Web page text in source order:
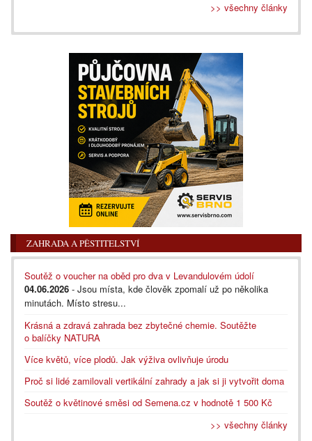
>> všechny články
ZAHRADA A PĚSTITELSTVÍ
Soutěž o voucher na oběd pro dva v Levandulovém údolí
04.06.2026 - Jsou místa, kde člověk zpomalí už po několika
minutách. Místo stresu...
Krásná a zdravá zahrada bez zbytečné chemie. Soutěžte
o balíčky NATURA
Více květů, více plodů. Jak výživa ovlivňuje úrodu
Proč si lidé zamilovali vertikální zahrady a jak si ji vytvořit doma
Soutěž o květinové směsi od Semena.cz v hodnotě 1 500 Kč
>> všechny články